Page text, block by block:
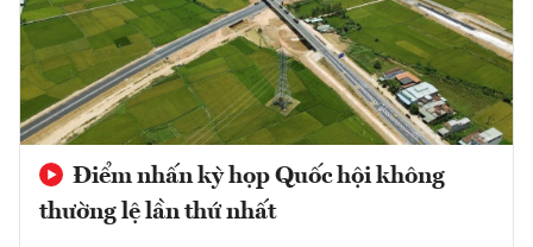
Điểm nhấn kỳ họp Quốc hội không
thường lệ lần thứ nhất